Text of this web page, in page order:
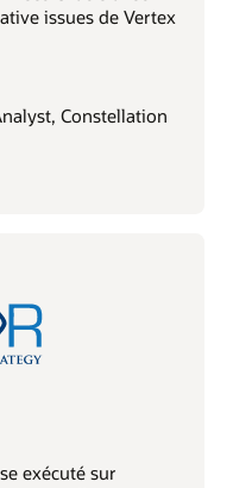
issues de Vertex
Constellation
exécuté sur